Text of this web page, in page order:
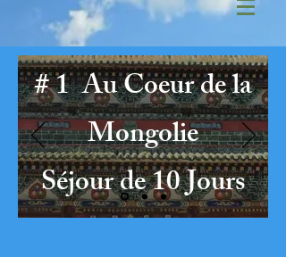
# 1 Au Coeur de la
Mongolie
Séjour de 10 Jours